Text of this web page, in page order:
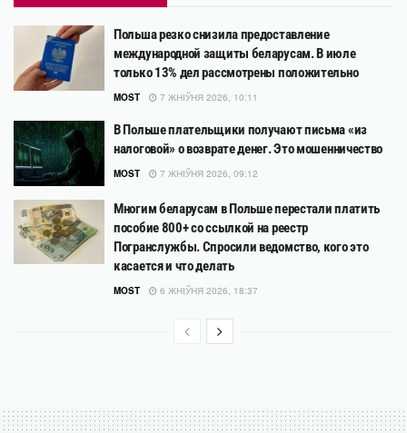
Польша резко снизила предоставление
международной защиты беларусам. В июле
только 13% дел рассмотрены положительно
MOST 7 ЖНІЎНЯ 2026, 10:11
В Польше плательщики получают письма «из
налоговой» о возврате денег. Это мошенничество
MOST 7 ЖНІЎНЯ 2026, 09:12
Многим беларусам в Польше перестали платить
пособие 800+ со ссылкой на реестр
Погранслужбы. Спросили ведомство, кого это
касается и что делать
MOST 6 ЖНІЎНЯ 2026, 18:37